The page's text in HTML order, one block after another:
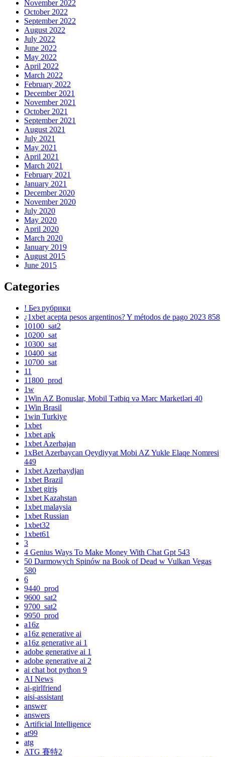
November 2022
October 2022
September 2022
August 2022
July 2022
June 2022
May 2022
April 2022
March 2022
February 2022
December 2021
November 2021
October 2021
September 2021
August 2021
July 2021
May 2021
April 2021
March 2021
February 2021
January 2021
December 2020
November 2020
July 2020
May 2020
April 2020
March 2020
January 2019
August 2015
June 2015
Categories
! Без рубрики
¿1xbet acepta pesos argentinos? Y métodos de pago 2023 858
10100_sat2
10200_sat
10300_sat
10400_sat
10700_sat
11
11800_prod
1w
1Win AZ Bonuslar, Mobil Tətbiq və Mərc Marketləri 40
1Win Brasil
1win Turkiye
1xbet
1xbet apk
1xbet Azerbajan
1xBet Azerbaycan Qeydiyyat Mobi AZ Yukle Elaqe Nomresi
449
1xbet Azerbaydjan
1xbet Brazil
1xbet giriş
1xbet Kazahstan
1xbet malaysia
1xbet Russian
1xbet32
1xbet61
3
4 Genius Ways To Make Money With Chat Gpt 543
50 Darmowych Spinów na Book of Dead w Vulkan Vegas
580
6
9440_prod
9600_sat2
9700_sat2
9950_prod
a16z
a16z generative ai
a16z generative ai 1
adobe generative ai 1
adobe generative ai 2
ai chat bot python 9
AI News
ai-girlfriend
aisi-assistant
answer
answers
Artificial Intelligence
at99
atg
ATG 賽特2